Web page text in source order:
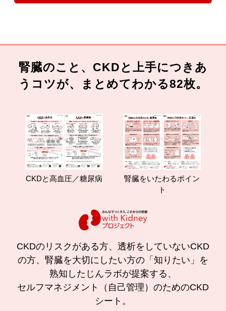
腎臓のこと、CKDと上手につきあ
うコツが、まとめてわかる82枚。
CKDと高血圧／糖尿病
腎臓をいたわるポイン
CKDのリスクがある方、透析をしていないCKD
の方、腎臓を大切にしたい方の「知りたい」を
熟知したじんラボが提案する、
セルフマネジメント（自己管理）のためのCKD
シート。